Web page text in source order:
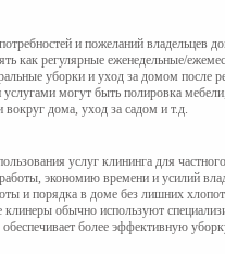
и пожеланий владельцев
как регулярные еженедельные/
уборки и уход за домом после
могут быть полировка
вокруг дома, уход за садом и т.д.
услуг клининга для
экономию времени и усилий
и порядка в доме без лишних
клинеры обычно используют
более эффективную